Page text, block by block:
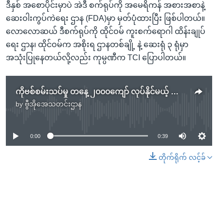
ဒီနှစ် အစောပိုင်းမှာပဲ အဲဒီ စက်ရုပ်ကို အမေရိကန် အစားအစာနဲ့
ဆေးဝါးကွပ်ကဲရေး ဌာန (FDA)မှာ မှတ်ပုံထားပြီး ဖြစ်ပါတယ်။
လောလောဆယ် ဒီစက်ရုပ်ကို ထိုင်ဝမ် ကူးစက်ရောဂါ ထိန်းချုပ်
ရေး ဌာန၊ ထိုင်ဝမ်က အစိုးရ ဌာနတစ်ချို့ နဲ့ ဆေးရုံ ၃ ရုံမှာ
အသုံးပြုနေတယ်လို့လည်း ကုမ္ပဏီက TCI ပြောပါတယ်။
ကိုဗစ်စမ်းသပ်မှု တနေ့ ၂၀၀၀ကျော် လုပ်နိုင်မယ့် ထိုင်ဝမ် စက်ရုပ်
by ဗွီအိုအေသတင်းဌာန
No media source currently available
0:00 0:39
တိုက်ရိုက် လင့်ခ်